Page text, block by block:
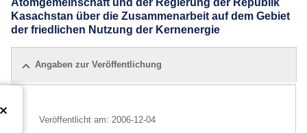
Atomgemeinschaft und der Regierung der Republik
Kasachstan über die Zusammenarbeit auf dem Gebiet
der friedlichen Nutzung der Kernenergie
Angaben zur Veröffentlichung
Veröffentlicht am: 2006-12-04